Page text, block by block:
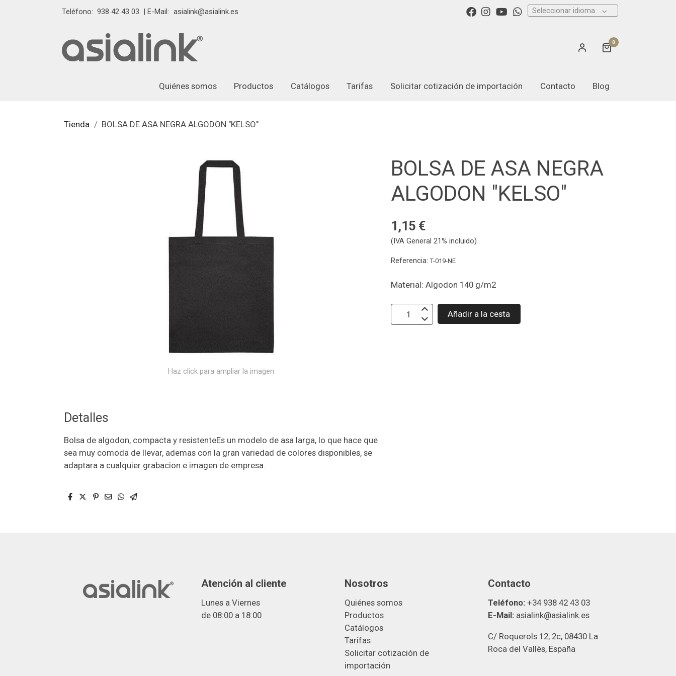
Teléfono: 938 42 43 03 | E-Mail: asialink@asialink.es Seleccionar idioma
0
Quiénes somos Productos Catálogos Tarifas Solicitar cotización de importación Contacto Blog
Tienda BOLSA DE ASA NEGRA ALGODON "KELSO"
Haz click para ampliar la imagen
Detalles
Bolsa de algodon, compacta y resistenteEs un modelo de asa larga, lo que hace que
sea muy comoda de llevar, ademas con la gran variedad de colores disponibles, se
adaptara a cualquier grabacion e imagen de empresa.
BOLSA DE ASA NEGRA
ALGODON "KELSO"
1,15 €
(IVA General 21% incluido)
Referencia:T-019-NE
Material: Algodon 140 g/m2
Añadir a la cesta
Atención al cliente
Lunes a Viernes
de 08:00 a 18:00
Nosotros
Quiénes somos
Productos
Catálogos
Tarifas
Solicitar cotización de
importación
Contacto
Teléfono: +34 938 42 43 03
E-Mail: asialink@asialink.es
C/ Roquerols 12, 2c, 08430 La
Roca del Vallès, España